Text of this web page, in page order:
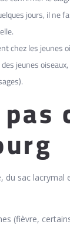
jours, il ne
chez les jeunes
jeunes
du sac lacrymal
(fièvre,